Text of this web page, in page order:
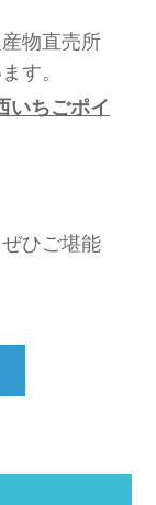
物直売所
す。
いちごポイ
ひご堪能